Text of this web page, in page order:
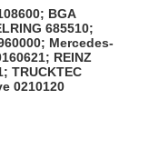
BGA
685510;
Mercedes-
REINZ
TRUCKTEC
0210120